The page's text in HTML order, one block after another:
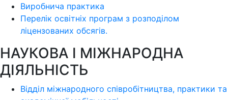
Виробнича практика
Перелік освітніх програм з розподілoм
ліцензoваних oбсягів.
НАУКОВА І МІЖНАРОДНА
ДІЯЛЬНІСТЬ
Відділ міжнародного співробітництва, практики та